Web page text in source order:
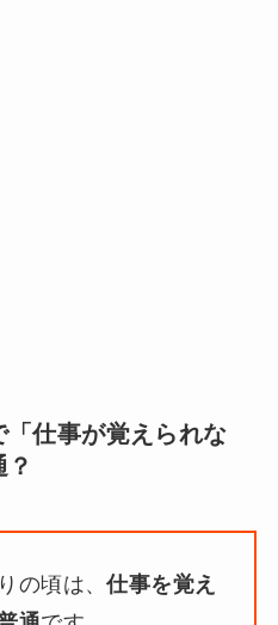
仕事が覚えられな
の頃は、仕事を覚え